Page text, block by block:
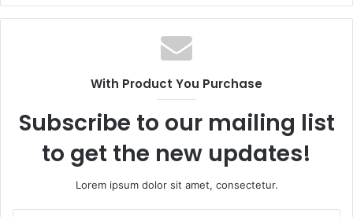
With Product You Purchase
Subscribe to our mailing list
to get the new updates!
Lorem ipsum dolor sit amet, consectetur.